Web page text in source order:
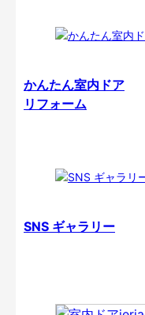
かんたん室内ドア
リフォーム
SNS ギャラリー